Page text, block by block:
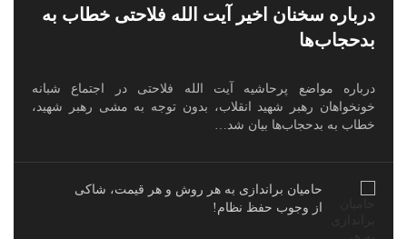
درباره سخنان اخیر آیت الله فلاحتی خطاب به
بدحجاب‌ها
درباره مواضع پرحاشیه آیت الله فلاحتی در اجتماع شبانه
خونخواهان رهبر شهید انقلاب، بدون توجه به مشی رهبر شهید،
خطاب به بدحجاب‌ها بیان شد…
حامیان براندازی به هر روش و هر قیمت، شاکی
از وجوب حفظ نظام!